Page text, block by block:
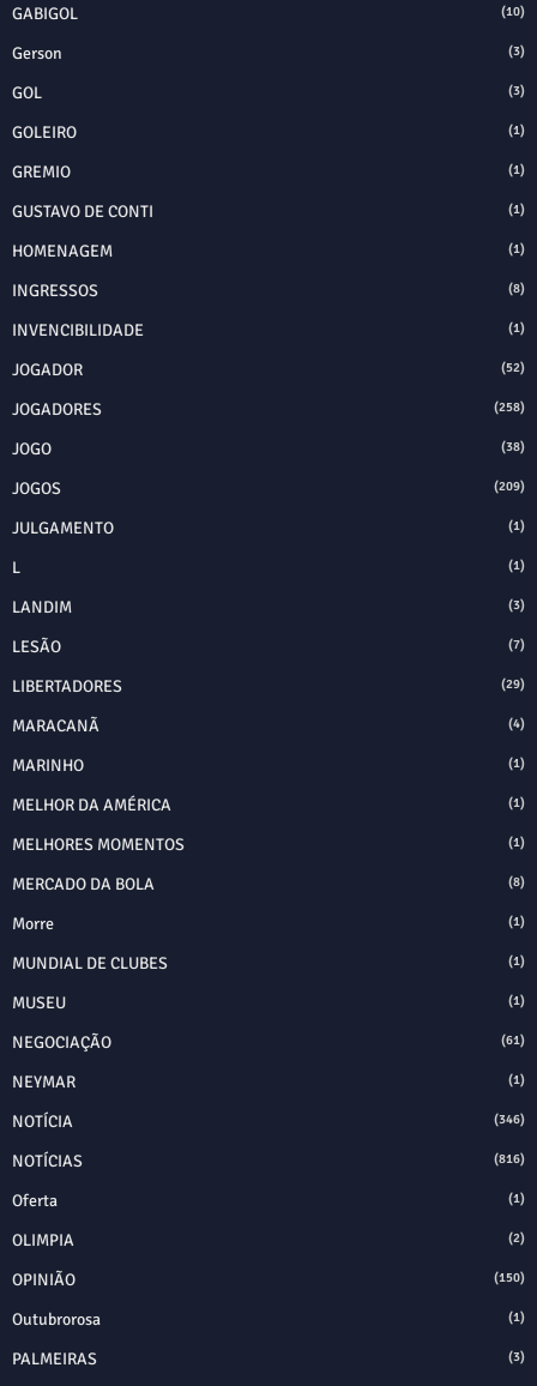
GABIGOL (10)
Gerson (3)
GOL (3)
GOLEIRO (1)
GREMIO (1)
GUSTAVO DE CONTI (1)
HOMENAGEM (1)
INGRESSOS (8)
INVENCIBILIDADE (1)
JOGADOR (52)
JOGADORES (258)
JOGO (38)
JOGOS (209)
JULGAMENTO (1)
L (1)
LANDIM (3)
LESÃO (7)
LIBERTADORES (29)
MARACANÃ (4)
MARINHO (1)
MELHOR DA AMÉRICA (1)
MELHORES MOMENTOS (1)
MERCADO DA BOLA (8)
Morre (1)
MUNDIAL DE CLUBES (1)
MUSEU (1)
NEGOCIAÇÃO (61)
NEYMAR (1)
NOTÍCIA (346)
NOTÍCIAS (816)
Oferta (1)
OLIMPIA (2)
OPINIÃO (150)
Outubrorosa (1)
PALMEIRAS (3)